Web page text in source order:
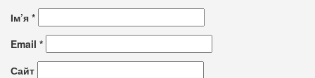
Ім’я *
Email *
Сайт